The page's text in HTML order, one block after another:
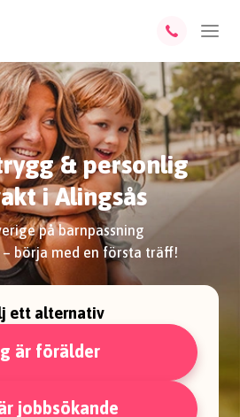
& personlig
i Alingsås
på barnpassning
– börja med en första träff!
ett alternativ
är förälder
jobbsökande